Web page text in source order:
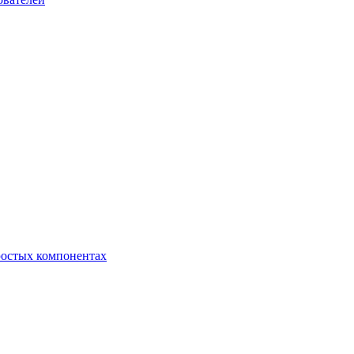
компонентах